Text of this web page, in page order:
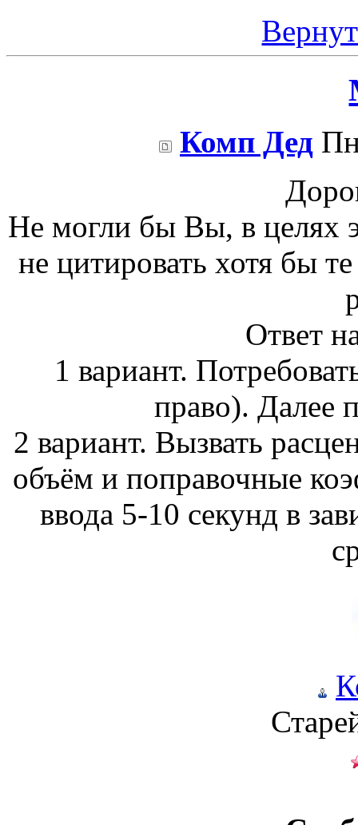
Комп Дед
Не могли бы Вы, в целях
не цитировать хотя бы
Ответ
1 вариант.
право). Далее
2 вариант. Вызвать
объём и поправочные
ввода 5-10 секунд в